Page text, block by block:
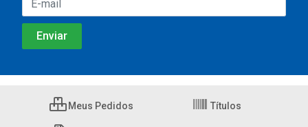
Meus Pedidos Títulos